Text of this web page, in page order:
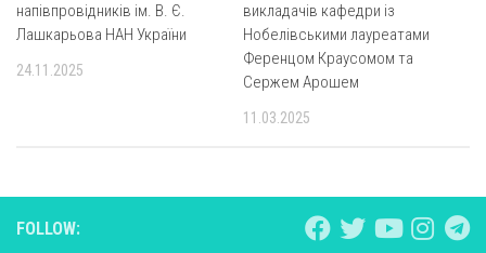
напівпровідників ім. В. Є.
Лашкарьова НАН України
24.11.2025
викладачів кафедри із
Нобелiвськими лауреатами
Ференцом Краусомом та
Сержем Арошем
11.03.2025
FOLLOW: